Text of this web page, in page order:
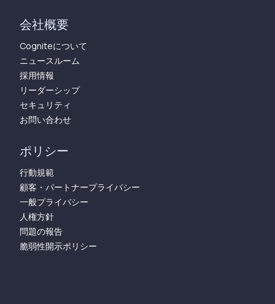
会社概要
Cogniteについて
ニュースルーム
採用情報
リーダーシップ
セキュリティ
お問い合わせ
ポリシー
行動規範
顧客・パートナープライバシー
一般プライバシー
人権方針
問題の報告
脆弱性開示ポリシー